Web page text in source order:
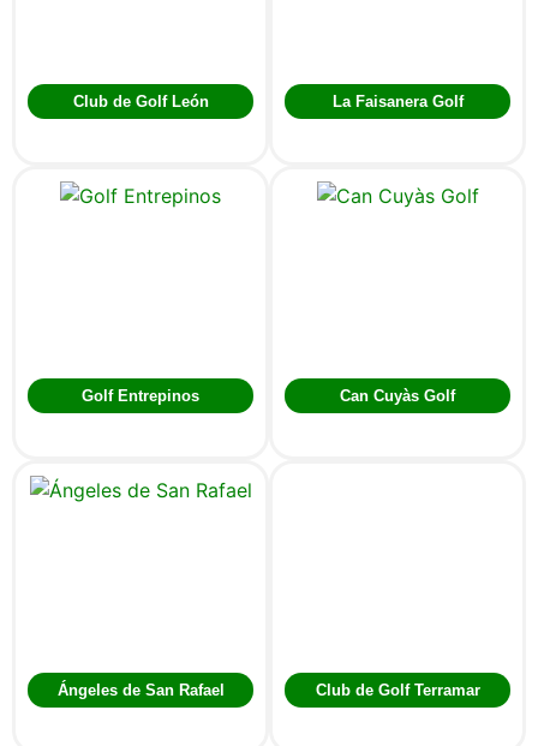
Club de Golf León La Faisanera Golf
Golf Entrepinos Can Cuyàs Golf
Ángeles de San Rafael Club de Golf Terramar